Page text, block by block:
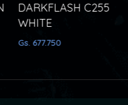
DARKFLASH C255
WHITE
Gs. 677.750